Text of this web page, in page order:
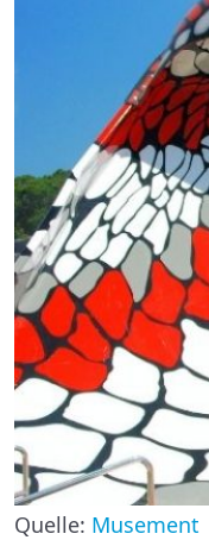
Quelle: Musement